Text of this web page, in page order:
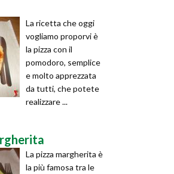
La ricetta che oggi
vogliamo proporvi è
la pizza con il
pomodoro, semplice
e molto apprezzata
da tutti, che potete
realizzare ...
La pizza margherita è
la più famosa tra le